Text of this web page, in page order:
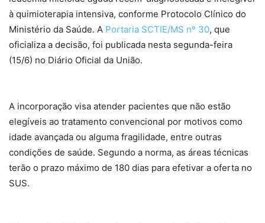
à quimioterapia intensiva, conforme Protocolo Clínico do
Ministério da Saúde. A Portaria SCTIE/MS nº 30, que
oficializa a decisão, foi publicada nesta segunda-feira
(15/6) no Diário Oficial da União.
A incorporação visa atender pacientes que não estão
elegíveis ao tratamento convencional por motivos como
idade avançada ou alguma fragilidade, entre outras
condições de saúde. Segundo a norma, as áreas técnicas
terão o prazo máximo de 180 dias para efetivar a oferta no
SUS.